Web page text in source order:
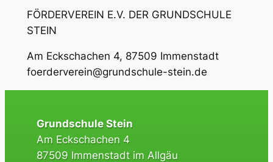
FÖRDERVEREIN E.V. DER GRUNDSCHULE
STEIN
Am Eckschachen 4, 87509 Immenstadt
foerderverein@grundschule-stein.de
Grundschule Stein
Am Eckschachen 4
87509 Immenstadt im Allgäu